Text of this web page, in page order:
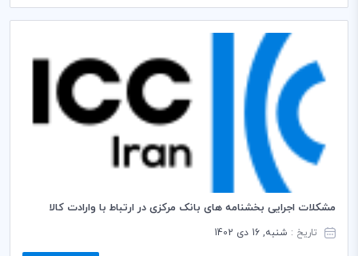
مشکلات اجرایی بخشنامه های بانک مرکزی در ارتباط با وارادت کالا
تاریخ : شنبه, 16 دی 1402